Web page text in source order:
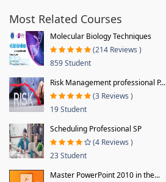
Most Related Courses
Molecular Biology Techniques
(214 Reviews )
859 Student
Risk Management professional P...
(3 Reviews )
19 Student
Scheduling Professional SP
(4 Reviews )
23 Student
Master PowerPoint 2010 in the...